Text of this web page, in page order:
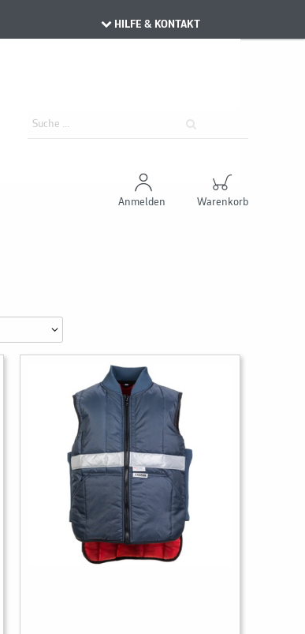
HILFE & KONTAKT
Anmelden Warenkorb